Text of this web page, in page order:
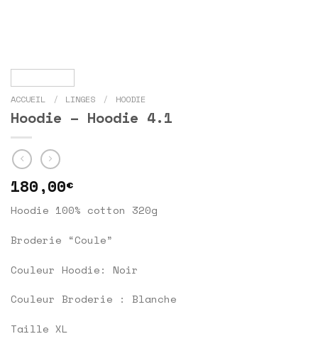
ACCUEIL / LINGES / HOODIE
Hoodie – Hoodie 4.1
180,00€
Hoodie 100% cotton 320g
Broderie “Coule”
Couleur Hoodie: Noir
Couleur Broderie : Blanche
Taille XL